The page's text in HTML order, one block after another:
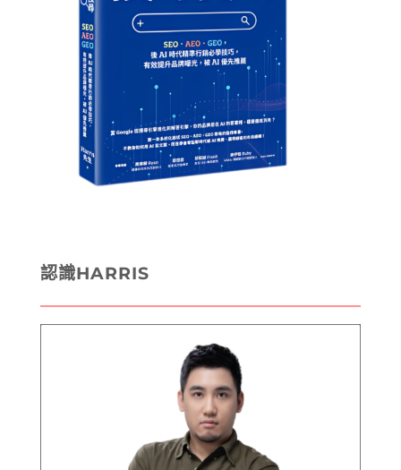
認識HARRIS